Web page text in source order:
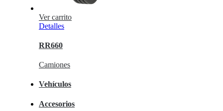
Ver carrito
Detalles
RR660
Camiones
Vehículos
Accesorios